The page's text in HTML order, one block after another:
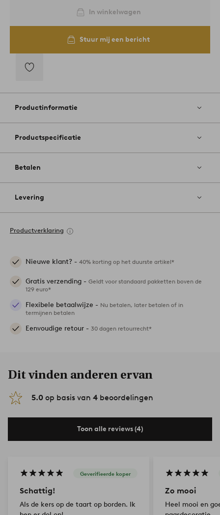
In winkelwagen
Stuur mij een bericht
aan
favorieten
Productinformatie
Productspecificatie
Betalen
Levering
Productverklaring
Nieuwe klant? - 40% korting op het duurste artikel*
Gratis verzending - Geldt voor standaard pakketten boven de
129 euro*
Flexibele betaalwijze - Nu betalen, later betalen of in
termijnen betalen
Eenvoudige retour - 30 dagen retourrecht*
Dit vinden anderen ervan
5.0 op basis van 4 beoordelingen
Toon alle reviews (4)
Geverifieerde koper
Schattig!
Als de kers op de taart op borden. Ik
Zo mooi
Heel mooi en